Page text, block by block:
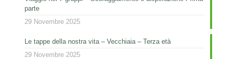
parte
29 Novembre 2025
Le tappe della nostra vita – Vecchiaia – Terza età
29 Novembre 2025